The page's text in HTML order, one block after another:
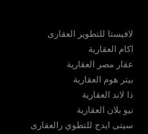
لافيستا للتطوير العقارى
اكام العقارية
عقار مصر العقارية
بيتر هوم العقارية
ذا لاند العقارية
نيو بلان العقارية
سيتى ايدج للتطوي رالعقارى